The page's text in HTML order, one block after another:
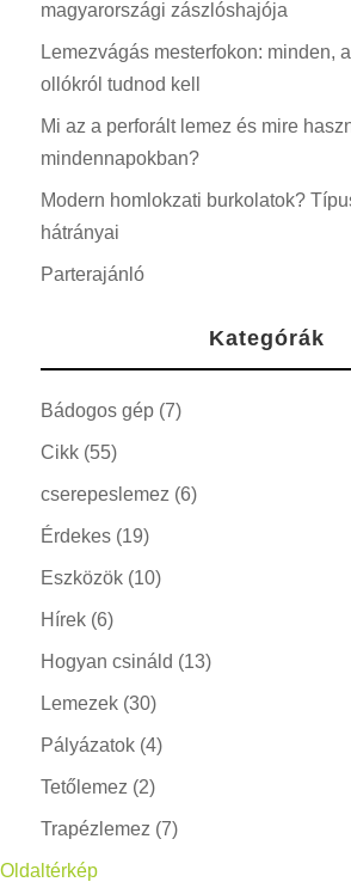
magyarországi zászlóshajója
Lemezvágás mesterfokon: minden,
ollókról tudnod kell
Mi az a perforált lemez és mire
mindennapokban?
Modern homlokzati burkolatok?
hátrányai
Parterajánló
Kategórák
Bádogos gép(7)
Cikk(55)
cserepeslemez (6)
Érdekes(19)
Eszközök(10)
Hírek(6)
Hogyan csináld (13)
Lemezek(30)
Pályázatok(4)
Tetőlemez (2)
Trapézlemez (7)
Oldaltérkép